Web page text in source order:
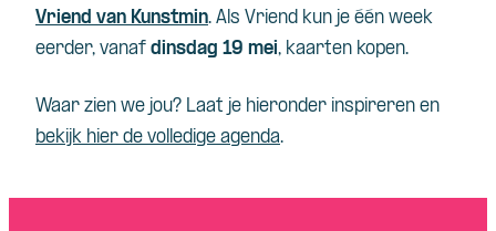
Vriend van Kunstmin. Als Vriend kun je één week
eerder, vanaf dinsdag 19 mei, kaarten kopen.
Waar zien we jou? Laat je hieronder inspireren en
bekijk hier de volledige agenda.